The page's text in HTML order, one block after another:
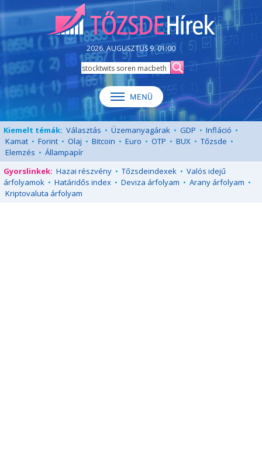
2026. AUGUSZTUS 9. 01:00
Kiemelt témák: Választás • Üzemanyagárak • GDP • Infláció •
Kamat • Forint • Olaj • Bitcoin • Euro • OTP • BUX • Tőzsde •
Elemzés • Állampapír
Gyorslinkek: Hazai részvény • Tőzsdeindexek • Valós idejű
árfolyamok • Határidős index • Deviza árfolyam • Arany árfolyam •
Kriptovaluta árfolyam